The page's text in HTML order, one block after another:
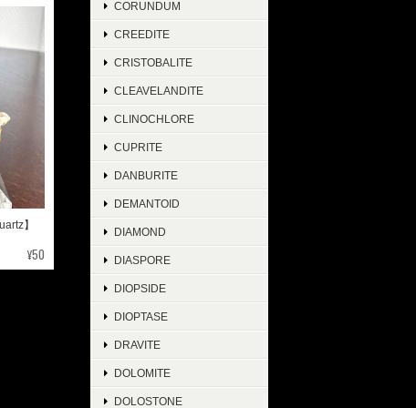
】
¥50
CORUNDUM
CREEDITE
CRISTOBALITE
CLEAVELANDITE
CLINOCHLORE
CUPRITE
DANBURITE
DEMANTOID
DIAMOND
DIASPORE
DIOPSIDE
DIOPTASE
DRAVITE
DOLOMITE
DOLOSTONE